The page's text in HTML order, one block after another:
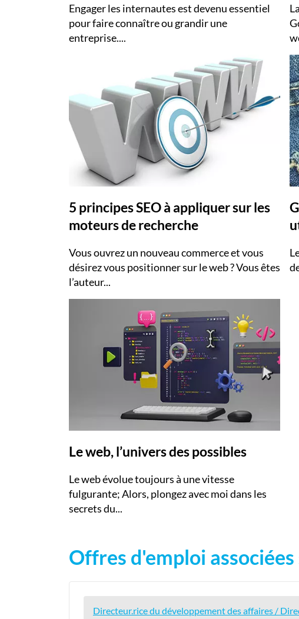
Engager les internautes est devenu essentiel
pour faire connaître ou grandir une
entreprise....
5 principes SEO à appliquer sur les
moteurs de recherche
Vous ouvrez un nouveau commerce et vous
désirez vous positionner sur le web ? Vous êtes
l’auteur...
Le web, l’univers des possibles
Le web évolue toujours à une vitesse
fulgurante; Alors, plongez avec moi dans les
secrets du...
Offres d'emploi
Directeur.rice du développement des affaires /